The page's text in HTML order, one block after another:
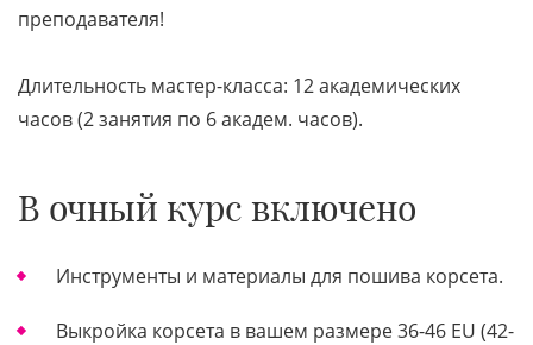
преподавателя!
Длительность мастер-класса: 12 академических
часов (2 занятия по 6 академ. часов).
В очный курс включено
Инструменты и материалы для пошива корсета.
Выкройка корсета в вашем размере 36-46 EU (42-